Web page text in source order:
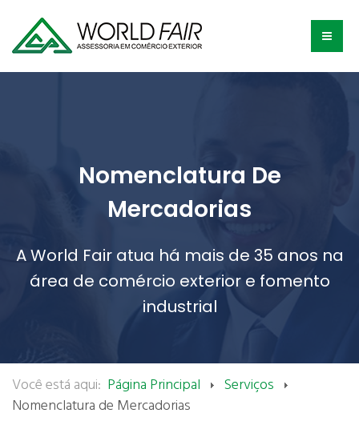
Nomenclatura De
Mercadorias
A World Fair atua há mais de 35 anos na
área de comércio exterior e fomento
industrial
Você está aqui: Página Principal
Serviços
Nomenclatura de Mercadorias